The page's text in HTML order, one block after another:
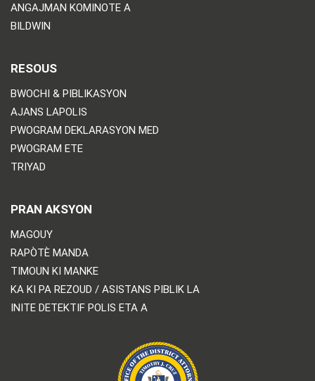
ANGAJMAN KOMINOTE A
BILDWIN
RESOUS
BWOCHI & PIBLIKASYON
AJANS LAPOLIS
PWOGRAM DEKLARASYON MED
PWOGRAM ETE
TRIYAD
PRAN AKSYON
MAGOUY
RAPÒTÈ MANDA
TIMOUN KI MANKE
KA KI PA REZOUD / ASISTANS PIBLIK LA
INITE DETEKTIF POLIS ETA A